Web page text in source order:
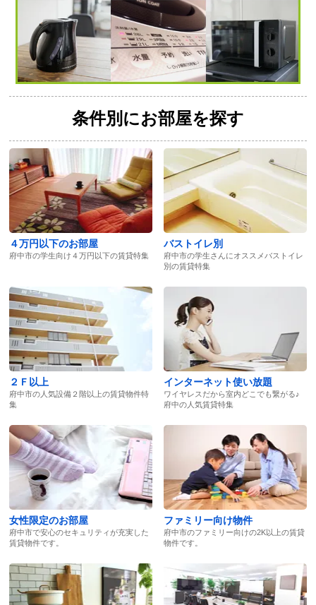
条件別にお部屋を探す
４万円以下のお部屋
府中市の学生向け４万円以下の賃貸特集
バストイレ別
府中市の学生さんにオススメバストイレ
別の賃貸特集
２Ｆ以上
府中市の人気設備２階以上の賃貸物件特
集
インターネット使い放題
ワイヤレスだから室内どこでも繋がる♪
府中の人気賃貸特集
女性限定のお部屋
府中市で安心のセキュリティが充実した
賃貸物件です。
ファミリー向け物件
府中市のファミリー向けの2K以上の賃貸
物件です。